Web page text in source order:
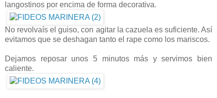
langostinos por encima de forma decorativa.
No revolvaís el guiso, con agitar la cazuela es suficiente. Así
evitamos que se deshagan tanto el rape como los mariscos.
Dejamos reposar unos 5 minutos más y servimos bien
caliente.